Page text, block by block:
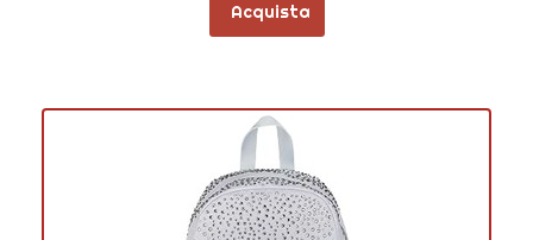
Acquista